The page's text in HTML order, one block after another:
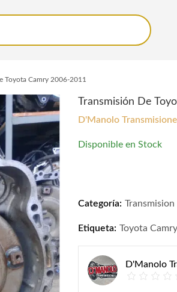
Toyota Camry 2006-2011
Transmisión De
D'Manolo
Disponible en Stock
Categoría: Transmision
Etiqueta: Toyota Camry
D'Manolo